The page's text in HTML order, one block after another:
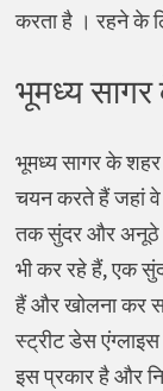
करता है । रहने के
भूमध्य सागर
भूमध्य सागर के शहर
चयन करते हैं जहां
तक सुंदर और अनूठे
भी कर रहे हैं, एक
हैं और खोलना कर
स्ट्रीट डेस
इस प्रकार है और